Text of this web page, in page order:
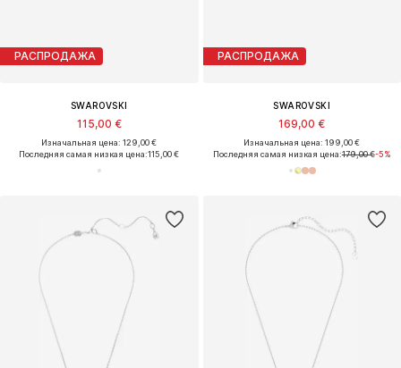
РАСПРОДАЖА
SWAROVSKI
115,00 €
Изначальная цена: 129,00 €
Последняя самая низкая цена:115,00 €
РАСПРОДАЖА
SWAROVSKI
169,00 €
Изначальная цена: 199,00 €
Последняя самая низкая цена:179,00 €-5%